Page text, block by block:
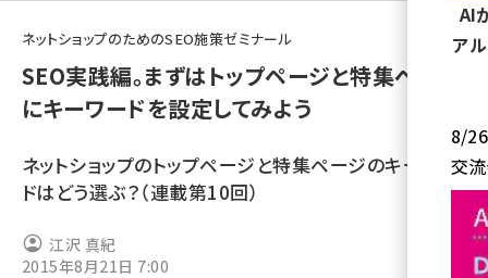
amazon (2259)
楽天 (1877)
アスクル (1124)
ネットショップのためのSEO施策ゼミナール
SEO実践編。まずはトップページと特集ページ
にキーワードを設定してみよう
ネットショップのトップページと特集ページのキーワー
ドはどう選ぶ？（連載第10回）
江沢 真紀
2015年8月21日 7:00
AI
ア
8/26
交